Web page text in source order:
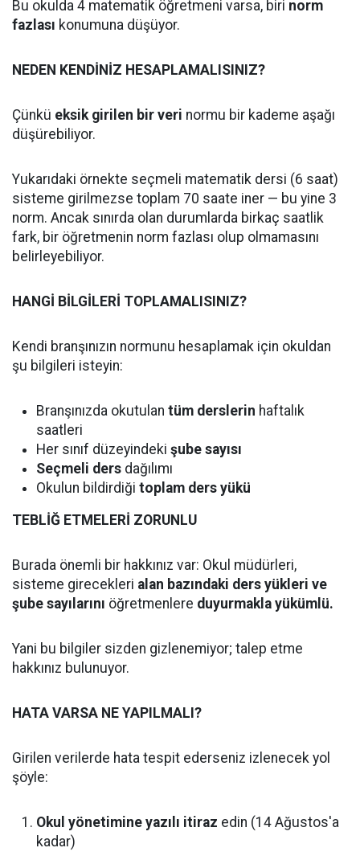
Bu okulda 4 matematik öğretmeni varsa, biri norm
fazlası konumuna düşüyor.
NEDEN KENDİNİZ HESAPLAMALISINIZ?
Çünkü eksik girilen bir veri normu bir kademe aşağı
düşürebiliyor.
Yukarıdaki örnekte seçmeli matematik dersi (6 saat)
sisteme girilmezse toplam 70 saate iner — bu yine 3
norm. Ancak sınırda olan durumlarda birkaç saatlik
fark, bir öğretmenin norm fazlası olup olmamasını
belirleyebiliyor.
HANGİ BİLGİLERİ TOPLAMALISINIZ?
Kendi branşınızın normunu hesaplamak için okuldan
şu bilgileri isteyin:
Branşınızda okutulan tüm derslerin haftalık
saatleri
Her sınıf düzeyindeki şube sayısı
Seçmeli ders dağılımı
Okulun bildirdiği toplam ders yükü
TEBLİĞ ETMELERİ ZORUNLU
Burada önemli bir hakkınız var: Okul müdürleri,
sisteme girecekleri alan bazındaki ders yükleri ve
şube sayılarını öğretmenlere duyurmakla yükümlü.
Yani bu bilgiler sizden gizlenemiyor; talep etme
hakkınız bulunuyor.
HATA VARSA NE YAPILMALI?
Girilen verilerde hata tespit ederseniz izlenecek yol
şöyle:
Okul yönetimine yazılı itiraz edin (14 Ağustos'a
kadar)